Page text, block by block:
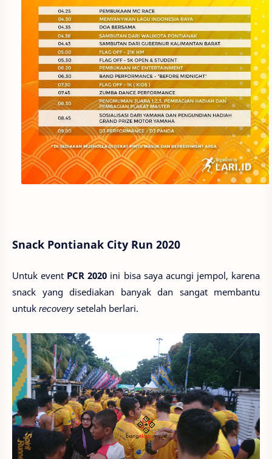
Snack Pontianak City Run 2020
Untuk event PCR 2020 ini bisa saya acungi jempol, karena
snack yang disediakan banyak dan sangat membantu
untuk recovery setelah berlari.